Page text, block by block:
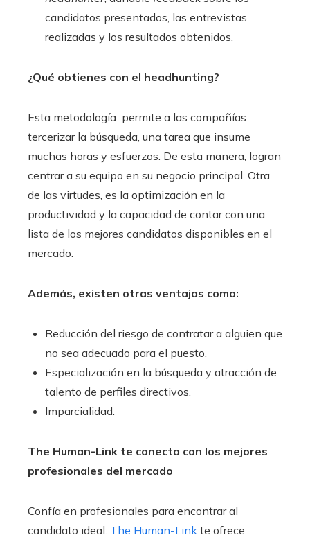
candidatos presentados, las entrevistas
realizadas y los resultados obtenidos.
¿Qué obtienes con el headhunting?
Esta metodología permite a las compañías
tercerizar la búsqueda, una tarea que insume
muchas horas y esfuerzos. De esta manera, logran
centrar a su equipo en su negocio principal. Otra
de las virtudes, es la optimización en la
productividad y la capacidad de contar con una
lista de los mejores candidatos disponibles en el
mercado.
Además, existen otras ventajas como:
Reducción del riesgo de contratar a alguien que
no sea adecuado para el puesto.
Especialización en la búsqueda y atracción de
talento de perfiles directivos.
Imparcialidad.
The Human-Link te conecta con los mejores
profesionales del mercado
Confía en profesionales para encontrar al
candidato ideal. The Human-Link te ofrece